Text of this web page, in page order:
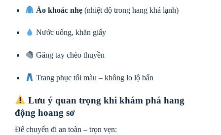
Áo khoác nhẹ (nhiệt độ trong hang khá lạnh)
Nước uống, khăn giấy
Găng tay chèo thuyền
Trang phục tối màu – không lo lộ bẩn
Lưu ý quan trọng khi khám phá hang
động hoang sơ
Để chuyến đi an toàn – trọn vẹn: